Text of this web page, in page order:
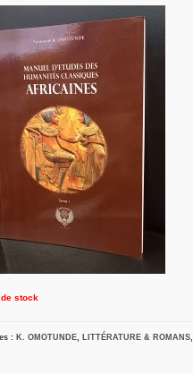
stock
: K. OMOTUNDE, LITTÉRATURE & ROMANS,